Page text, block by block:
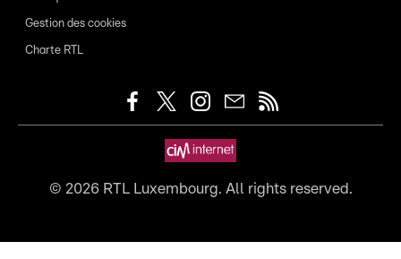
Gestion des cookies
Charte RTL
© 2026RTL Luxembourg. All rights reserved.